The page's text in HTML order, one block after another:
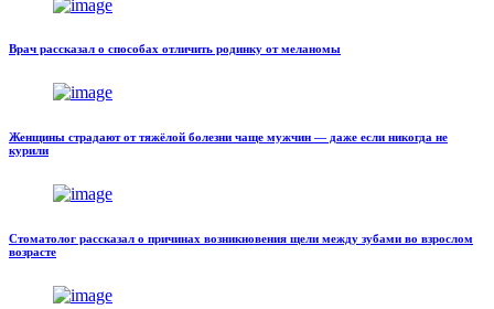
Врач рассказал о способах отличить родинку от меланомы
Женщины страдают от тяжёлой болезни чаще мужчин — даже если никогда не
курили
Стоматолог рассказал о причинах возникновения щели между зубами во взрослом
возрасте